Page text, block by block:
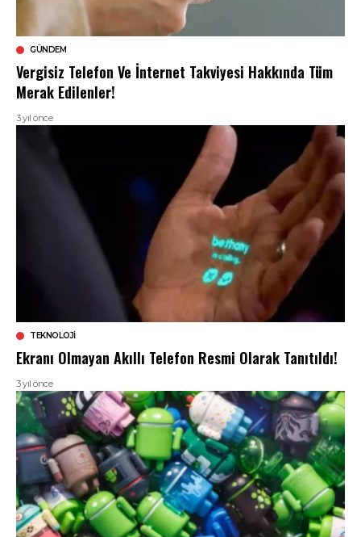
GÜNDEM
Vergisiz Telefon Ve İnternet Takviyesi Hakkında Tüm
Merak Edilenler!
3 yıl önce
TEKNOLOJI
Ekranı Olmayan Akıllı Telefon Resmi Olarak Tanıtıldı!
3 yıl önce